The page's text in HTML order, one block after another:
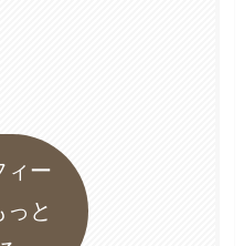
ィー
っと